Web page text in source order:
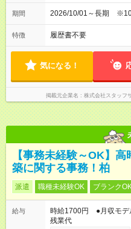
期間 2026/10/01～長期 ※10
特徴 履歴書不要
気になる！
掲載元企業名 株式会社スタッフ
【事務未経験～OK】
築に関する事務！柏
派遣 職種未経験OK ブランク
給与
時給1700円 ●月収モデ
残業代